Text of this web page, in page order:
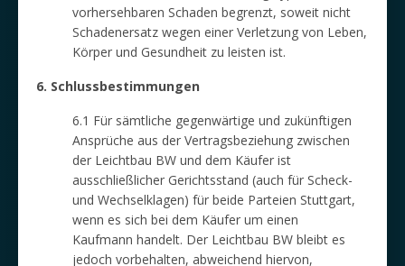
vorhersehbaren Schaden begrenzt, soweit nicht
Schadenersatz wegen einer Verletzung von Leben,
Körper und Gesundheit zu leisten ist.
6. Schlussbestimmungen
6.1 Für sämtliche gegenwärtige und zukünftigen
Ansprüche aus der Vertragsbeziehung zwischen
der Leichtbau BW und dem Käufer ist
ausschließlicher Gerichtsstand (auch für Scheck-
und Wechselklagen) für beide Parteien Stuttgart,
wenn es sich bei dem Käufer um einen
Kaufmann handelt. Der Leichtbau BW bleibt es
jedoch vorbehalten, abweichend hiervon,